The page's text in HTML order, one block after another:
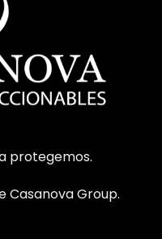
protegemos.
Casanova Group.